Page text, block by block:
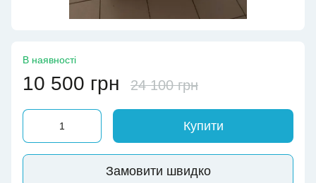
В наявності
10 500 грн 24 100 грн
Купити
Замовити швидко